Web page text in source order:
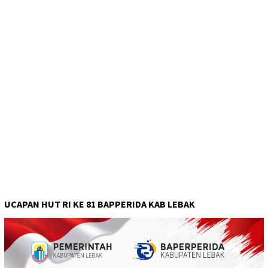
UCAPAN HUT RI KE 81 BAPPERIDA KAB LEBAK